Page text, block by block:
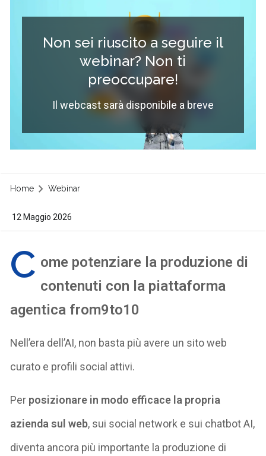
Non sei riuscito a seguire il
webinar? Non ti
preoccupare!
Il webcast sarà disponibile a breve
Home Webinar
12 Maggio 2026
C ome potenziare la produzione di
contenuti con la piattaforma
agentica from9to10
Nell’era dell’AI, non basta più avere un sito web
curato e profili social attivi.
Per posizionare in modo efficace la propria
azienda sul web, sui social network e sui chatbot AI,
diventa ancora più importante la produzione di